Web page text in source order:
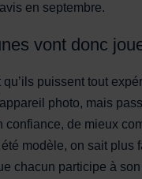
en septembre.
vont donc
qu’ils puissent tout
photo, mais
confiance, de mieux
modèle, on sait plus
chacun participe à